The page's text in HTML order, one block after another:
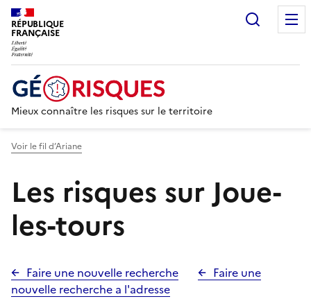
RÉPUBLIQUE
FRANÇAISE
Mieux connaître les risques sur le territoire
Voir le fil d’Ariane
Les risques sur Joue-
les-tours
Faire une nouvelle recherche
Faire une
nouvelle recherche a l'adresse